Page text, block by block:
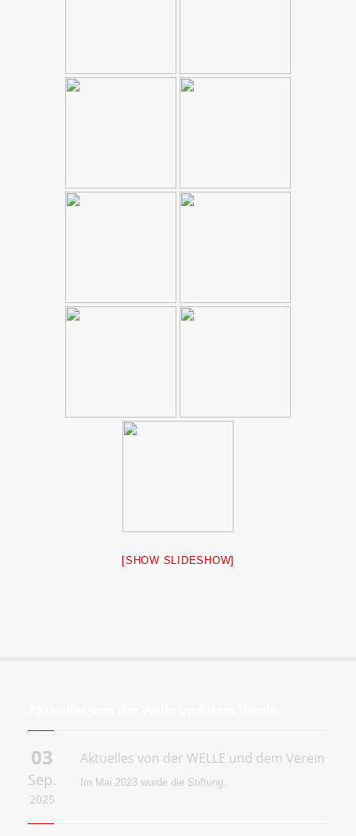
[SHOW SLIDESHOW]
03
Sep.
2025
Aktuelles von der WELLE und dem Verein
Im Mai 2023 wurde die Stiftung.